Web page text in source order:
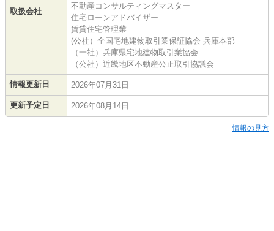
取扱会社
不動産コンサルティングマスター
住宅ローンアドバイザー
賃貸住宅管理業
(公社）全国宅地建物取引業保証協会 兵庫本部
（一社）兵庫県宅地建物取引業協会
（公社）近畿地区不動産公正取引協議会
情報更新日 2026年07月31日
更新予定日 2026年08月14日
情報の見方